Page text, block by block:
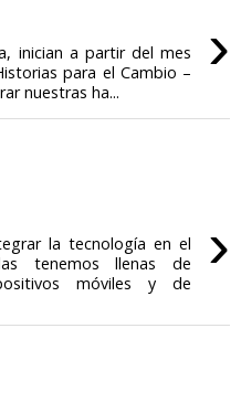
›
inician a partir del mes
para el Cambio –
nuestras ha...
›
la tecnología en el
tenemos llenas de
móviles y de